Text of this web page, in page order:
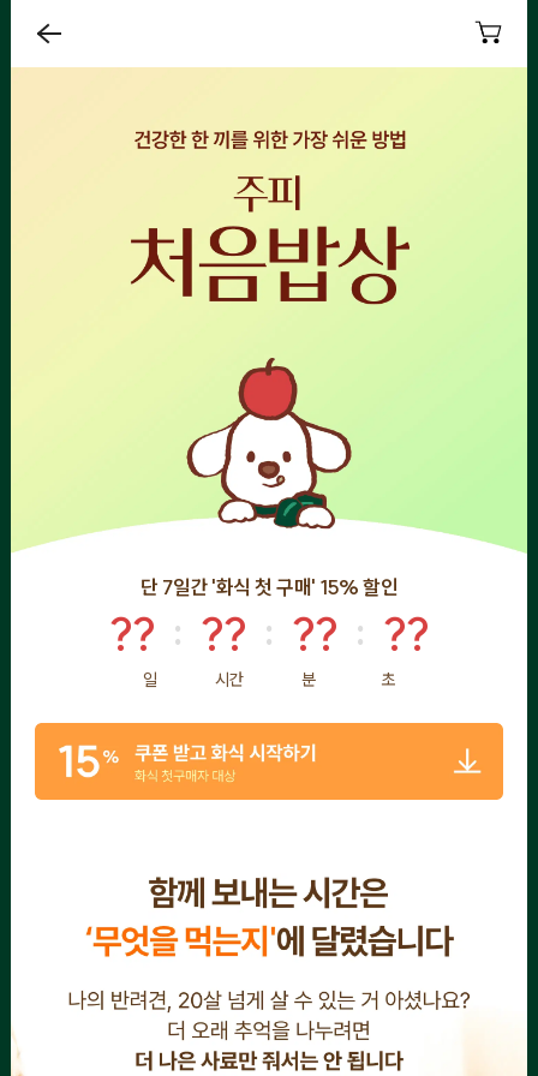
단 7일간 '화식 첫 구매' 15% 할인
?? : ?? : ?? : ??
일 시간 분 초